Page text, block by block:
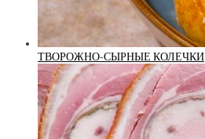
ТВОРОЖНО-СЫРНЫЕ КОЛЕЧКИ